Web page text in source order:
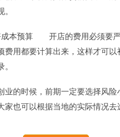
预算 开店的费用必须要严
费用都要计算出来，这样才可
的时候，前期一定要选择风险
家也可以根据当地的实际情况